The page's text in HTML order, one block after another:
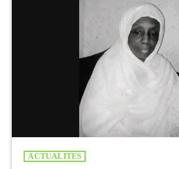
ACTUALITES